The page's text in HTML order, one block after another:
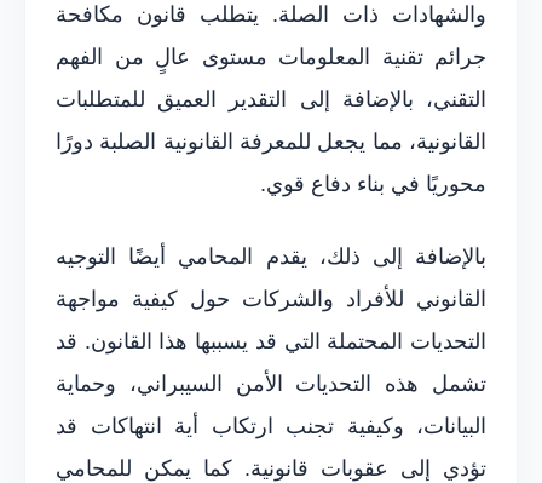
والشهادات ذات الصلة. يتطلب قانون مكافحة
جرائم تقنية المعلومات مستوى عالٍ من الفهم
التقني، بالإضافة إلى التقدير العميق للمتطلبات
القانونية، مما يجعل للمعرفة القانونية الصلبة دورًا
محوريًا في بناء دفاع قوي.
بالإضافة إلى ذلك، يقدم المحامي أيضًا التوجيه
القانوني للأفراد والشركات حول كيفية مواجهة
التحديات المحتملة التي قد يسببها هذا القانون. قد
تشمل هذه التحديات الأمن السيبراني، وحماية
البيانات، وكيفية تجنب ارتكاب أية انتهاكات قد
تؤدي إلى عقوبات قانونية. كما يمكن للمحامي